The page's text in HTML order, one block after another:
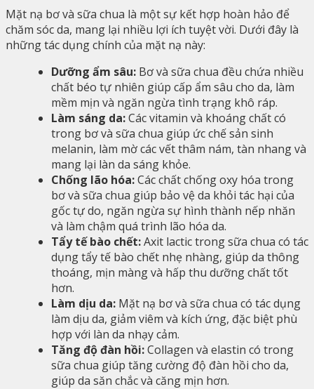
Mặt nạ bơ và sữa chua là một sự kết hợp hoàn hảo để
chăm sóc da, mang lại nhiều lợi ích tuyệt vời. Dưới đây là
những tác dụng chính của mặt nạ này:
Dưỡng ẩm sâu: Bơ và sữa chua đều chứa nhiều
chất béo tự nhiên giúp cấp ẩm sâu cho da, làm
mềm mịn và ngăn ngừa tình trạng khô ráp.
Làm sáng da:Các vitamin và khoáng chất có
trong bơ và sữa chua giúp ức chế sản sinh
melanin, làm mờ các vết thâm nám, tàn nhang và
mang lại làn da sáng khỏe.
Chống lão hóa:Các chất chống oxy hóa trong
bơ và sữa chua giúp bảo vệ da khỏi tác hại của
gốc tự do, ngăn ngừa sự hình thành nếp nhăn
và làm chậm quá trình lão hóa da.
Tẩy tế bào chết:Axit lactic trong sữa chua có tác
dụng tẩy tế bào chết nhẹ nhàng, giúp da thông
thoáng, mịn màng và hấp thu dưỡng chất tốt
hơn.
Làm dịu da: Mặt nạ bơ và sữa chua có tác dụng
làm dịu da, giảm viêm và kích ứng, đặc biệt phù
hợp với làn da nhạy cảm.
Tăng độ đàn hồi:Collagen và elastin có trong
sữa chua giúp tăng cường độ đàn hồi cho da,
giúp da săn chắc và căng mịn hơn.